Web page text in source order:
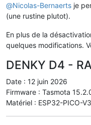
@Nicolas-Bernaerts je
(une rustine plutot).
En plus de la
quelques modifications.
DENKY D4 -
Date : 12 juin 2026
Firmware : Tasmota
Matériel : ESP32-PICO-